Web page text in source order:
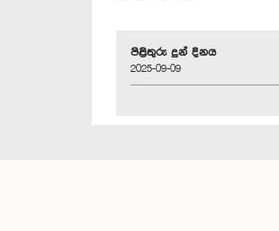
පිළිතුරු දුන් දිනය
2025-09-09